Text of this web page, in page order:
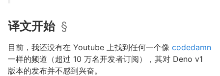
译文开始 §
目前，我还没有在 Youtube 上找到任何一个像 codedamn
一样的频道（超过 10 万名开发者订阅），其对 Deno v1
版本的发布并不感到兴奋。